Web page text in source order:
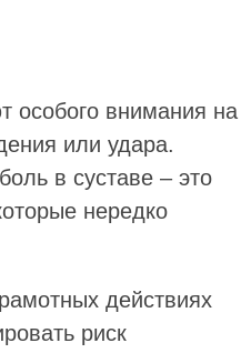
особого внимания на
или удара.
в суставе – это
нередко
действиях
риск